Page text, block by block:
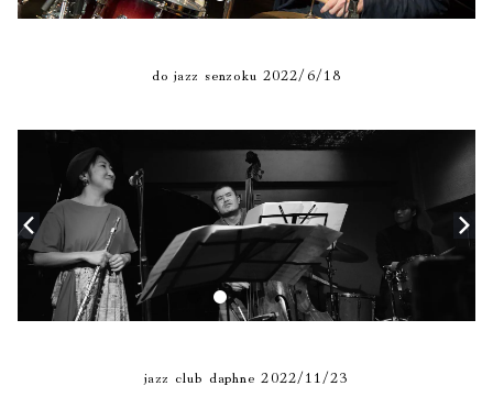
do jazz senzoku 2022/6/18
jazz club daphne 2022/11/23